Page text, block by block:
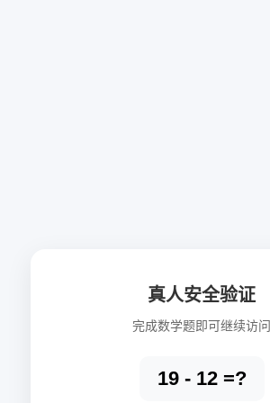
真人安全验证
完成数学题即可继续访问
19 - 12 =?